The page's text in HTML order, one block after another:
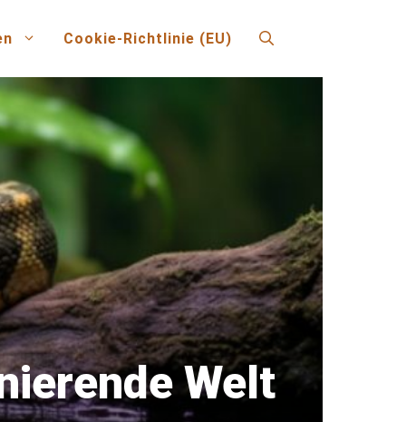
Cookie-Richtlinie (EU)
Welt